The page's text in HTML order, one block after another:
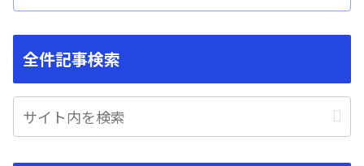
全件記事検索